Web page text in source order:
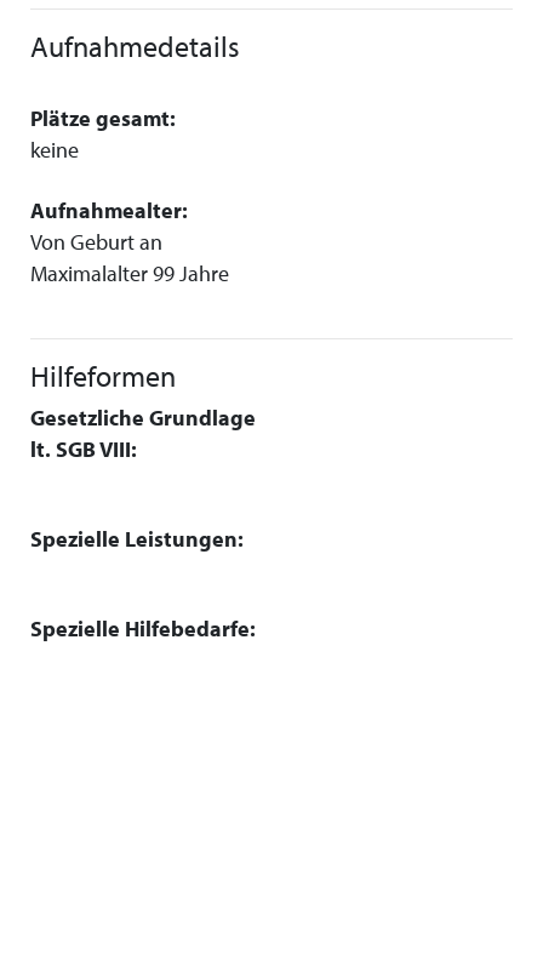
Aufnahmedetails
Plätze gesamt:
keine
Aufnahmealter:
Von Geburt an
Maximalalter 99 Jahre
Hilfeformen
Gesetzliche Grundlage
lt. SGB VIII:
Spezielle Leistungen:
Spezielle Hilfebedarfe: